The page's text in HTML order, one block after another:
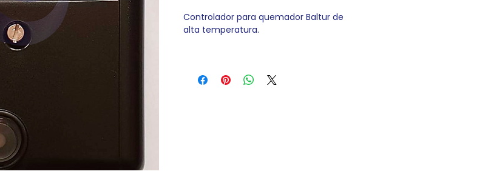
Controlador para quemador Baltur de
alta temperatura.